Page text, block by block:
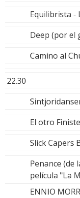
Equilibrista -
Deep (por el
Camino al
22.30
El otro
Slick Capers
Penance (de
película "La
ENNIO